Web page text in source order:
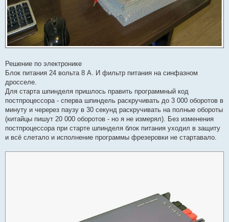
Решение по электронике
Блок питания 24 вольта 8 А. И фильтр питания на синфазном
дросселе.
Для старта шпинделя пришлось править программный код
постпроцессора - сперва шпиндель раскручивать до 3 000 оборотов в
минуту и черерез паузу в 30 секунд раскручивать на полные обороты
(китайцы пишут 20 000 оборотов - но я не измерял). Без изменения
постпроцессора при старте шпинделя блок питания уходил в защиту
и всё слетало и исполнение программы фрезеровки не стартавало.